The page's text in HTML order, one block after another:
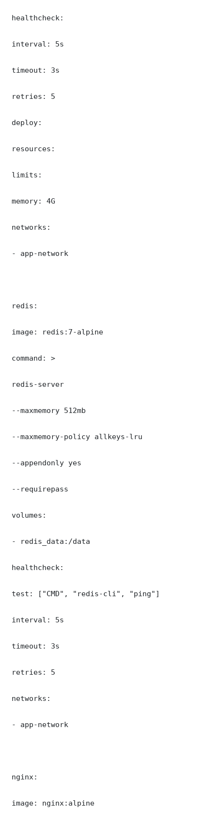
healthcheck:
interval: 5s
timeout: 3s
retries: 5
deploy:
resources:
limits:
memory: 4G
networks:
- app-network
redis:
image: redis:7-alpine
command: >
redis-server
--maxmemory 512mb
--maxmemory-policy allkeys-lru
--appendonly yes
--requirepass
volumes:
- redis_data:/data
healthcheck:
test: ["CMD", "redis-cli", "ping"]
interval: 5s
timeout: 3s
retries: 5
networks:
- app-network
nginx:
image: nginx:alpine